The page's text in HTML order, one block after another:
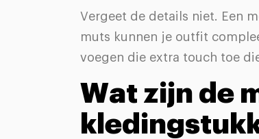
Vergeet de details niet. Een
muts kunnen je outfit
voegen die extra touch toe
Wat zijn de